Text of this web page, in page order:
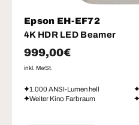
Epson EH-EF72
4K HDR LED Beamer
Normaler Preis
999,00€
inkl. MwSt.
1.000 ANSI-Lumen hell
Weiter Kino Farbraum